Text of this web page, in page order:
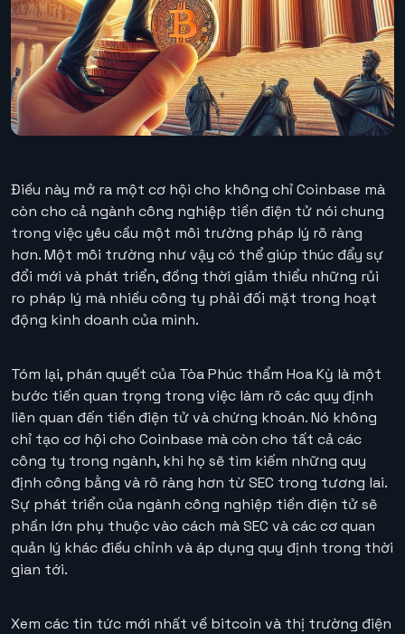
Điều này mở ra một cơ hội cho không chỉ Coinbase mà
còn cho cả ngành công nghiệp tiền điện tử nói chung
trong việc yêu cầu một môi trường pháp lý rõ ràng
hơn. Một môi trường như vậy có thể giúp thúc đẩy sự
đổi mới và phát triển, đồng thời giảm thiểu những rủi
ro pháp lý mà nhiều công ty phải đối mặt trong hoạt
động kinh doanh của mình.
Tóm lại, phán quyết của Tòa Phúc thẩm Hoa Kỳ là một
bước tiến quan trọng trong việc làm rõ các quy định
liên quan đến tiền điện tử và chứng khoán. Nó không
chỉ tạo cơ hội cho Coinbase mà còn cho tất cả các
công ty trong ngành, khi họ sẽ tìm kiếm những quy
định công bằng và rõ ràng hơn từ SEC trong tương lai.
Sự phát triển của ngành công nghiệp tiền điện tử sẽ
phần lớn phụ thuộc vào cách mà SEC và các cơ quan
quản lý khác điều chỉnh và áp dụng quy định trong thời
gian tới.
Xem các tin tức mới nhất về bitcoin và thị trường điện